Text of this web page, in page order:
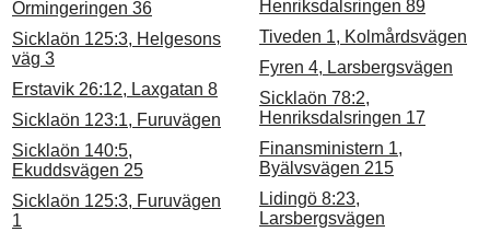
Ormingeringen 36
Sicklaön 125:3, Helgesons
väg 3
Erstavik 26:12, Laxgatan 8
Sicklaön 123:1, Furuvägen
Sicklaön 140:5,
Ekuddsvägen 25
Sicklaön 125:3, Furuvägen
1
Henriksdalsringen 89
Tiveden 1, Kolmårdsvägen
Fyren 4, Larsbergsvägen
Sicklaön 78:2,
Henriksdalsringen 17
Finansministern 1,
Byälvsvägen 215
Lidingö 8:23,
Larsbergsvägen